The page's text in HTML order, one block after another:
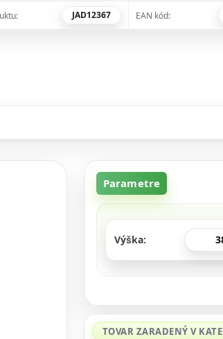
JAD12367 EAN kód:
Parametre
Výška
TOVAR ZARADENÝ V